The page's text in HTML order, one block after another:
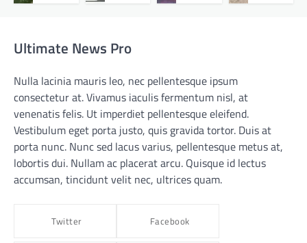
Ultimate News Pro
Nulla lacinia mauris leo, nec pellentesque ipsum
consectetur at. Vivamus iaculis fermentum nisl, at
venenatis felis. Ut imperdiet pellentesque eleifend.
Vestibulum eget porta justo, quis gravida tortor. Duis at
porta nunc. Nunc sed lacus varius, pellentesque metus at,
lobortis dui. Nullam ac placerat arcu. Quisque id lectus
accumsan, tincidunt velit nec, ultrices quam.
Twitter Facebook